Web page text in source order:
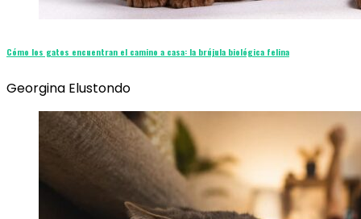
Cómo los gatos encuentran el camino a casa: la brújula biológica felina
Georgina Elustondo